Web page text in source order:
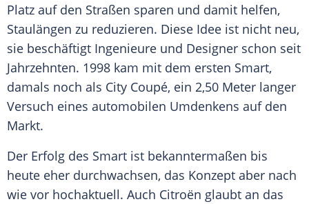
Platz auf den Straßen sparen und damit helfen,
Staulängen zu reduzieren. Diese Idee ist nicht neu,
sie beschäftigt Ingenieure und Designer schon seit
Jahrzehnten. 1998 kam mit dem ersten Smart,
damals noch als City Coupé, ein 2,50 Meter langer
Versuch eines automobilen Umdenkens auf den
Markt.
Der Erfolg des Smart ist bekanntermaßen bis
heute eher durchwachsen, das Konzept aber nach
wie vor hochaktuell. Auch Citroën glaubt an das